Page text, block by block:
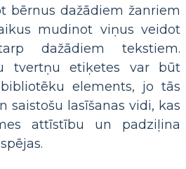
bērnus dažādiem žanriem
mudinot viņus veidot
dažādiem tekstiem.
tvertņu etiķetes var būt
elements, jo tās
saistošu lasīšanas vidi, kas
attīstību un padziļina